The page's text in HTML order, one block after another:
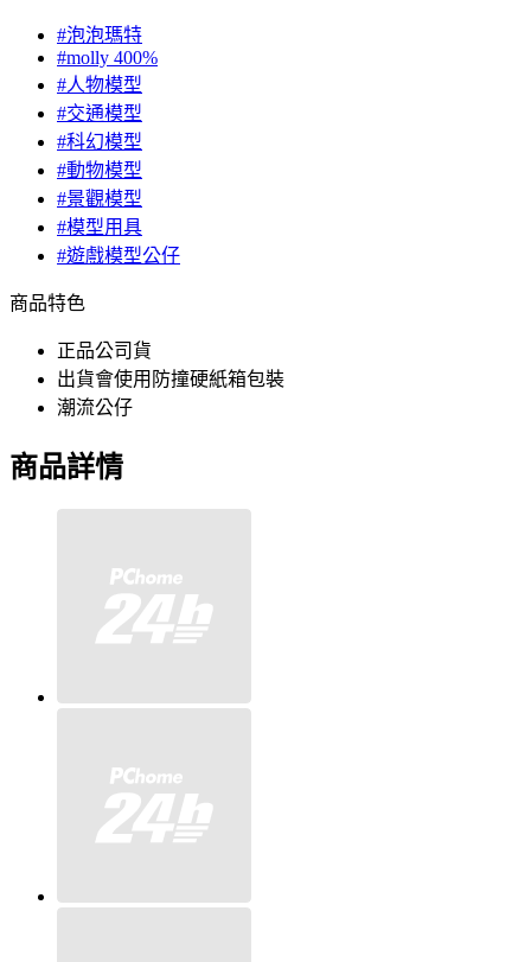
#泡泡瑪特
#molly 400%
#人物模型
#交通模型
#科幻模型
#動物模型
#景觀模型
#模型用具
#遊戲模型公仔
商品特色
正品公司貨
出貨會使用防撞硬紙箱包裝
潮流公仔
商品詳情